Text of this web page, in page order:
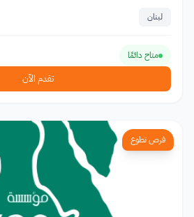
لبنان
متاح دائمًا
تقدم الآن
فرص تطوع